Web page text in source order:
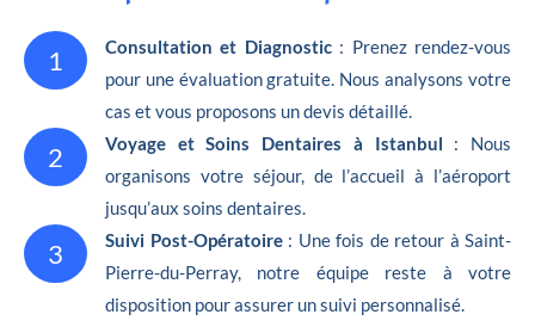
1 Consultation et Diagnostic: Prenez rendez-vous
pour une évaluation gratuite. Nous analysons votre
cas et vous proposons un devis détaillé.
2 Voyage et Soins Dentaires à Istanbul : Nous
organisons votre séjour, de l’accueil à l’aéroport
jusqu’aux soins dentaires.
3 Suivi Post-Opératoire : Une fois de retour à Saint-
Pierre-du-Perray, notre équipe reste à votre
disposition pour assurer un suivi personnalisé.